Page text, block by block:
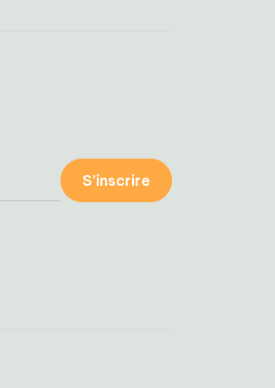
S’inscrire